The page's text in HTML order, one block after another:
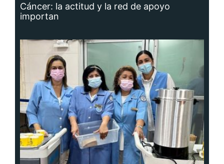
Cáncer: la actitud y la red de apoyo
importan